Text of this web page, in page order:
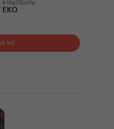
4.5 kg CO₂e/kg
in)